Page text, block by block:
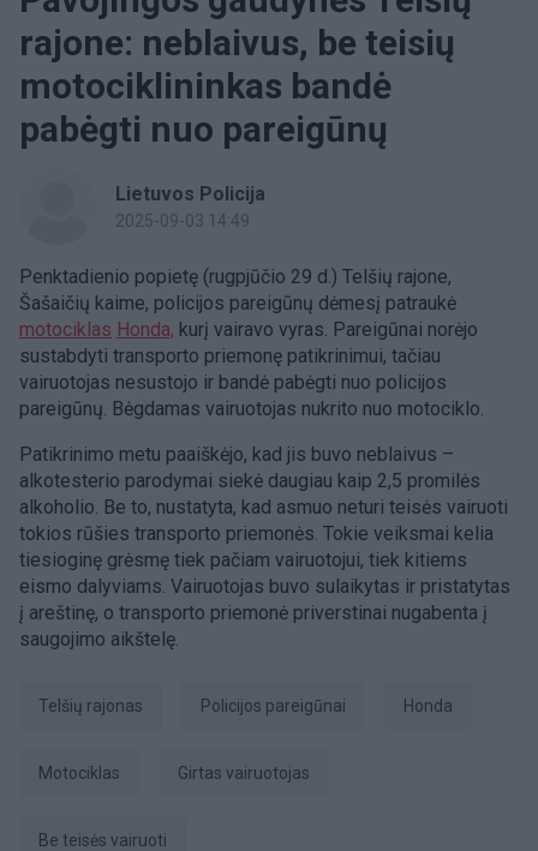
rajone: neblaivus, be teisių
motociklininkas bandė
pabėgti nuo pareigūnų
Lietuvos Policija
2025-09-03 14:49
Penktadienio popietę (rugpjūčio 29 d.) Telšių rajone,
Šašaičių kaime, policijos pareigūnų dėmesį patraukė
motociklas Honda, kurį vairavo vyras. Pareigūnai norėjo
sustabdyti transporto priemonę patikrinimui, tačiau
vairuotojas nesustojo ir bandė pabėgti nuo policijos
pareigūnų. Bėgdamas vairuotojas nukrito nuo motociklo.
Patikrinimo metu paaiškėjo, kad jis buvo neblaivus –
alkotesterio parodymai siekė daugiau kaip 2,5 promilės
alkoholio. Be to, nustatyta, kad asmuo neturi teisės vairuoti
tokios rūšies transporto priemonės. Tokie veiksmai kelia
tiesioginę grėsmę tiek pačiam vairuotojui, tiek kitiems
eismo dalyviams. Vairuotojas buvo sulaikytas ir pristatytas
į areštinę, o transporto priemonė priverstinai nugabenta į
saugojimo aikštelę.
Telšių rajonas policijos pareigūnai Honda
motociklas girtas vairuotojas
be teisės vairuoti